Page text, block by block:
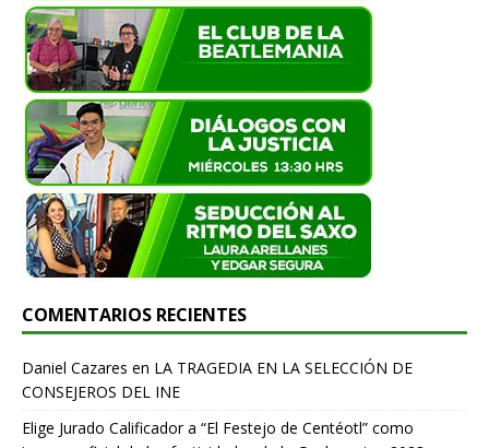
COMENTARIOS RECIENTES
Daniel Cazares en LA TRAGEDIA EN LA SELECCIÓN DE
CONSEJEROS DEL INE
Elige Jurado Calificador a “El Festejo de Centéotl” como